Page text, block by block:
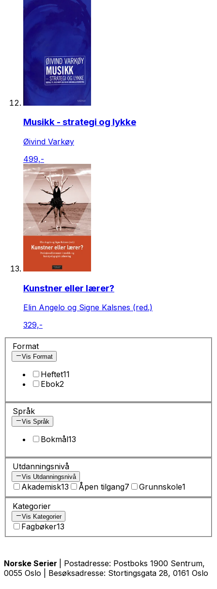
Musikk - strategi og lykke
Øivind Varkøy
499,-
Kunstner eller lærer?
Elin Angelo og Signe Kalsnes (red.)
329,-
Format
Vis Format
Heftet11
Ebok2
Språk
Vis Språk
Bokmål13
Utdanningsnivå
Vis Utdanningsnivå
Akademisk13 Åpen tilgang7 Grunnskole1
Kategorier
Vis Kategorier
Fagbøker13
Norske Serier
| Postadresse: Postboks 1900 Sentrum,
0055 Oslo | Besøksadresse: Stortingsgata 28, 0161 Oslo